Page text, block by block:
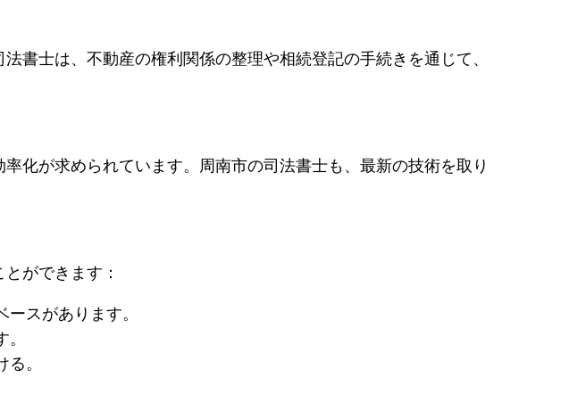
書士は、不動産の権利関係の整理や相続登記の手続きを通じて、
化が求められています。周南市の司法書士も、最新の技術を取り
ができます：
スがあります。
。